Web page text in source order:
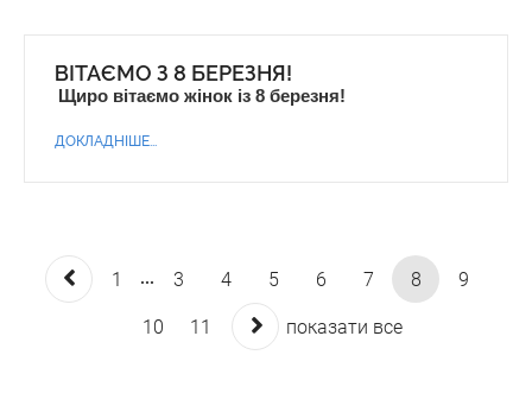
ВІТАЄМО З 8 БЕРЕЗНЯ!
Щиро вітаємо жінок із 8 березня!
ДОКЛАДНІШЕ...
1 ... 3 4 5 6 7 8 9
10 11 показати все